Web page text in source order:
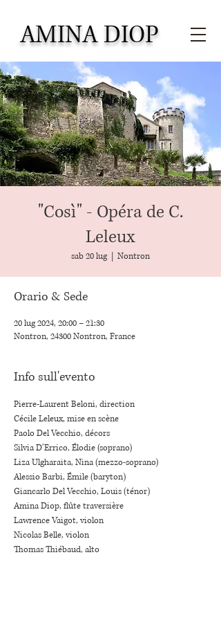
AMINA DIOP
"Così" - Opéra de C.
Leleux
sab 20 lug
  |
Nontron
Orario & Sede
20 lug 2024, 20:00 – 21:30
Nontron, 24300 Nontron, France
Info sull'evento
Pierre-Laurent Beloni, direction
Cécile Leleux, mise en scène
Paolo Del Vecchio, décors
Silvia D’Errico, Élodie (soprano)
Liza Ulgharaita, Nina (mezzo-soprano)
Alessio Barbi, Émile (baryton)
Giancarlo Del Vecchio, Louis (ténor)
Amina Diop, flûte traversière
Lawrence Vaigot, violon
Nicolas Belle, violon
Thomas Thiébaud, alto